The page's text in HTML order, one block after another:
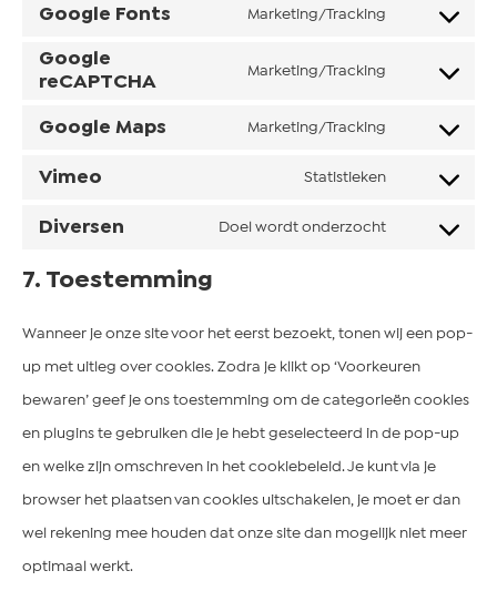
Google Fonts Marketing/Tracking
Google
reCAPTCHA
Marketing/Tracking
Google Maps Marketing/Tracking
Vimeo Statistieken
Diversen Doel wordt onderzocht
7. Toestemming
Wanneer je onze site voor het eerst bezoekt, tonen wij een pop-
up met uitleg over cookies. Zodra je klikt op ‘Voorkeuren
bewaren’ geef je ons toestemming om de categorieën cookies
en plugins te gebruiken die je hebt geselecteerd in de pop-up
en welke zijn omschreven in het cookiebeleid. Je kunt via je
browser het plaatsen van cookies uitschakelen, je moet er dan
wel rekening mee houden dat onze site dan mogelijk niet meer
optimaal werkt.